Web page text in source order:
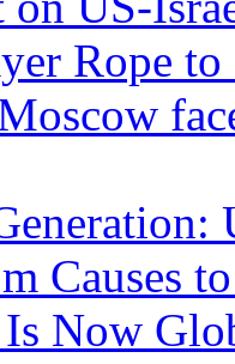
Rope
Causes
Now